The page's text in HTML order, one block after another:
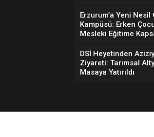
Erzurum’a Yeni Nesil
Kampüsü: Erken
Mesleki Eğitime
DSİ Heyetinden
Ziyareti: Tarımsal
Masaya Yatırıldı